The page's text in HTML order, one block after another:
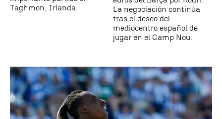
Taghmon, Irlanda.
La negociación continúa
tras el deseo del
mediocentro español de
jugar en el Camp Nou.